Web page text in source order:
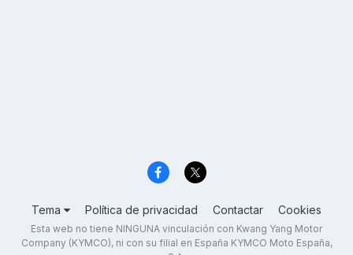
Tema Política de privacidad Contactar Cookies
Esta web no tiene NINGUNA vinculación con Kwang Yang Motor
Company (KYMCO), ni con su filial en España KYMCO Moto España,